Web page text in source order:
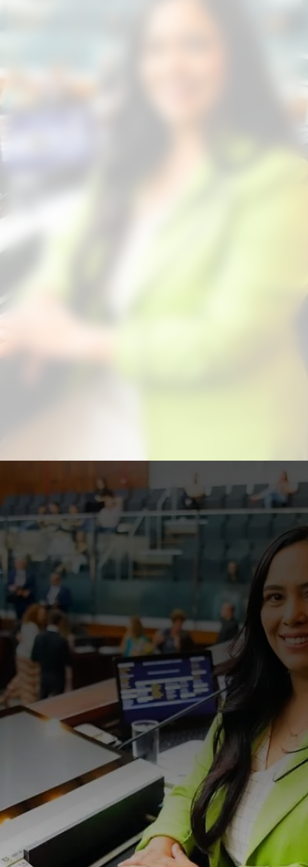
Com fé, sensibilidade e trabalho sério,
Eliana Bayer vem deixando sua marca
na política do Rio Grande do Sul,
mostrando que é possível exercer um
mandato próximo do povo,
comprometido com valores cristãos e
com a transformação da sociedade
através do cuidado com as pessoas.
Aproveite para compartilhar clicando no